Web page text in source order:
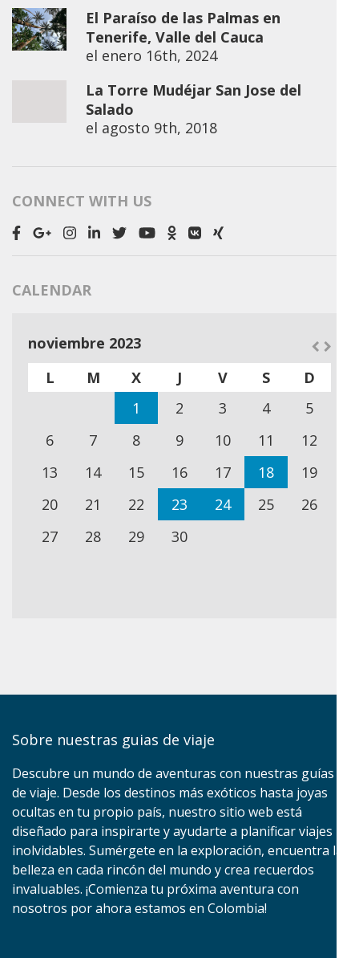
El Paraíso de las Palmas en
Tenerife, Valle del Cauca
el enero 16th, 2024
La Torre Mudéjar San Jose del
Salado
el agosto 9th, 2018
CONNECT WITH US
CALENDAR
noviembre 2023
L
M X J V S
D
1
2 3 4
5
6
7 8 9 10 11
12
13
14 15 16 17 18
19
20
21 22 23 24 25
26
27
28 29 30
Sobre nuestras guias de viaje
Descubre un mundo de aventuras con nuestras guías
de viaje. Desde los destinos más exóticos hasta joyas
ocultas en tu propio país, nuestro sitio web está
diseñado para inspirarte y ayudarte a planificar viajes
inolvidables. Sumérgete en la exploración, encuentra la
belleza en cada rincón del mundo y crea recuerdos
invaluables. ¡Comienza tu próxima aventura con
nosotros por ahora estamos en Colombia!